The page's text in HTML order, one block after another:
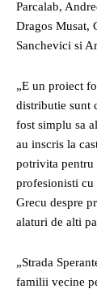
Parcalab,
Dragos Musat,
Sanchevici si
„E un proiect
distributie sunt
fost simplu sa
au inscris la
potrivita pentru
profesionisti cu
Grecu despre
alaturi de alti
„Strada
familii vecine